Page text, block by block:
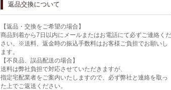
返品交換について
【返品・交換をご希望の場合】
商品到着から7日以内にメールまたはお電話にて必ずご連絡くだ
さい。※送料、返金時の振込手数料はお客様ご負担でお願いし
ます。
【不良品、誤品配送の場合】
送料は弊社負担で対応させていただきますが、
指定宅配業者をご案内いたしますので、必ず弊社と連絡を取っ
た上でご返送ください。